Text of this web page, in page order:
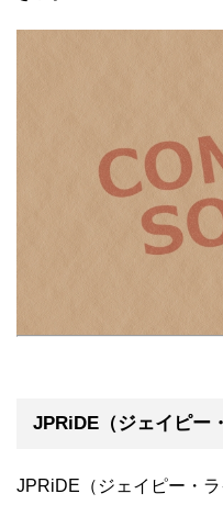
JPRiDE（ジェイピー
JPRiDE（ジェイピー・